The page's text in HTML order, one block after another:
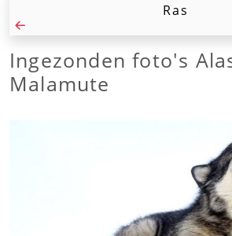
Ras
Ingezonden foto's
Malamute